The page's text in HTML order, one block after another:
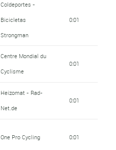
Coldeportes -
Bicicletas
Strongman
0:01
Centre Mondial du
Cyclisme
0:01
Heizomat - Rad-
Net.de
0:01
One Pro Cycling 0:01